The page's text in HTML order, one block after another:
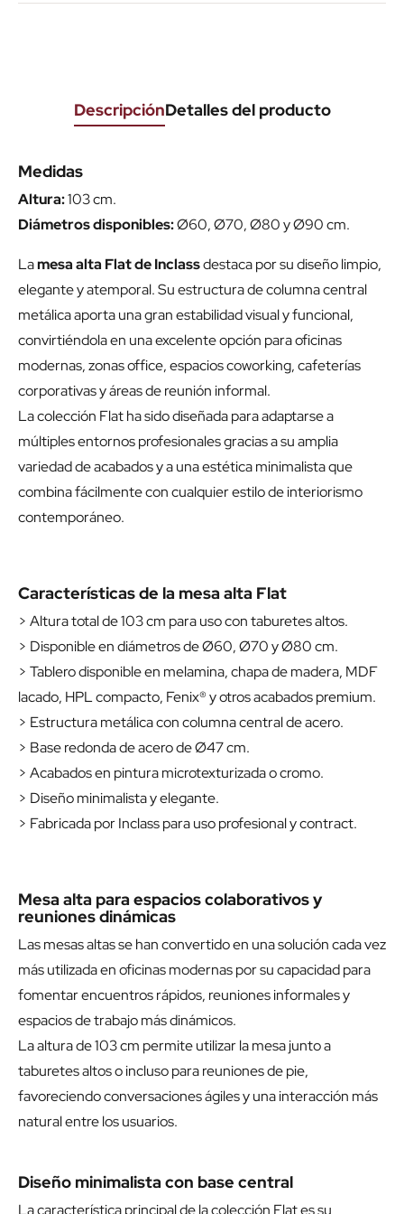
DescripciónDetalles del producto
Medidas
Altura:103 cm.
Diámetros disponibles:Ø60, Ø70, Ø80 y Ø90 cm.
Lamesa alta Flat de Inclassdestaca por su diseño limpio,
elegante y atemporal. Su estructura de columna central
metálica aporta una gran estabilidad visual y funcional,
convirtiéndola en una excelente opción para oficinas
modernas, zonas office, espacios coworking, cafeterías
corporativas y áreas de reunión informal.
La colección Flat ha sido diseñada para adaptarse a
múltiples entornos profesionales gracias a su amplia
variedad de acabados y a una estética minimalista que
combina fácilmente con cualquier estilo de interiorismo
contemporáneo.
Características de la mesa alta Flat
> Altura total de 103 cm para uso con taburetes altos.
> Disponible en diámetros de Ø60, Ø70 y Ø80 cm.
> Tablero disponible en melamina, chapa de madera, MDF
lacado, HPL compacto, Fenix® y otros acabados premium.
> Estructura metálica con columna central de acero.
> Base redonda de acero de Ø47 cm.
> Acabados en pintura microtexturizada o cromo.
> Diseño minimalista y elegante.
> Fabricada por Inclass para uso profesional y contract.
Mesa alta para espacios colaborativos y
reuniones dinámicas
Las mesas altas se han convertido en una solución cada vez
más utilizada en oficinas modernas por su capacidad para
fomentar encuentros rápidos, reuniones informales y
espacios de trabajo más dinámicos.
La altura de 103 cm permite utilizar la mesa junto a
taburetes altos o incluso para reuniones de pie,
favoreciendo conversaciones ágiles y una interacción más
natural entre los usuarios.
Diseño minimalista con base central
La característica principal de la colección Flat es su